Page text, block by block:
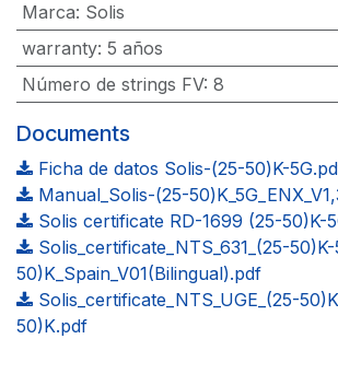
Marca: Solis
warranty: 5 años
Número de strings FV: 8
Documents
Ficha de datos Solis-(25-50)K-
Manual_Solis-(25-
Solis certificate RD-1699 (25-50)K-
Solis_certificate_NTS_631_(25-
50)K_Spain_V01(Bilingual).pdf
Solis_certificate_NTS_UGE_(25-
50)K.pdf